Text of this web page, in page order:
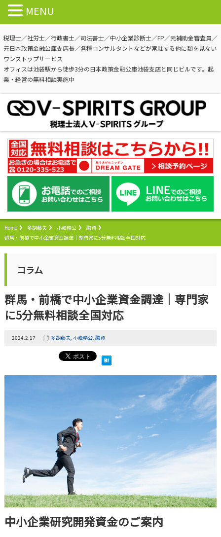
税理士／社労士／行政書士／司法書士／中小企業診断士／FP／元補助金審査員／
元日本政策金融公庫支店長／各種コンサルタントなどが常駐する他に類を見ない
ワンストップサービス
オフィスは池袋駅から徒歩3分の日本政策金融公庫池袋支店と同じビルです。起
業・経営の無料相談実施中
Home 多胡藤夫 小峰精公
融資
群馬・前橋で中小企業資金調達｜専門家に5分無料相談全国対応
コラム
群馬・前橋で中小企業資金調達｜専門家
に5分無料相談全国対応
2024.2.17 多胡藤夫, 小峰精公, 融資
中小企業研究開発資金のご案内
MENU